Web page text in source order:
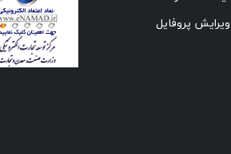
ویرایش پروفایل